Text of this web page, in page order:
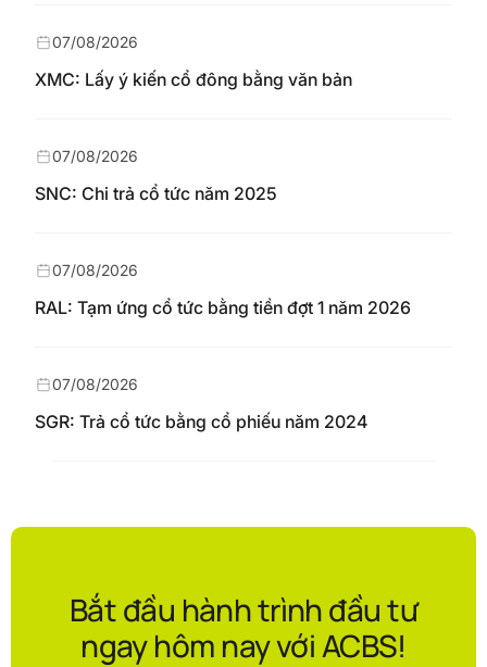
XMC: Lấy ý kiến cổ đông bằng văn bản
07/08/2026
SNC: Chi trả cổ tức năm 2025
07/08/2026
RAL: Tạm ứng cổ tức bằng tiền đợt 1 năm 2026
07/08/2026
SGR: Trả cổ tức bằng cổ phiếu năm 2024
07/08/2026
Bắt đầu hành trình đầu tư
ngay hôm nay với ACBS!